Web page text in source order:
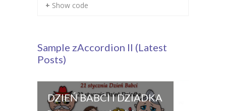
+ Show code
Sample zAccordion II (Latest
Posts)
DZIEŃ BABCI I DZIADKA